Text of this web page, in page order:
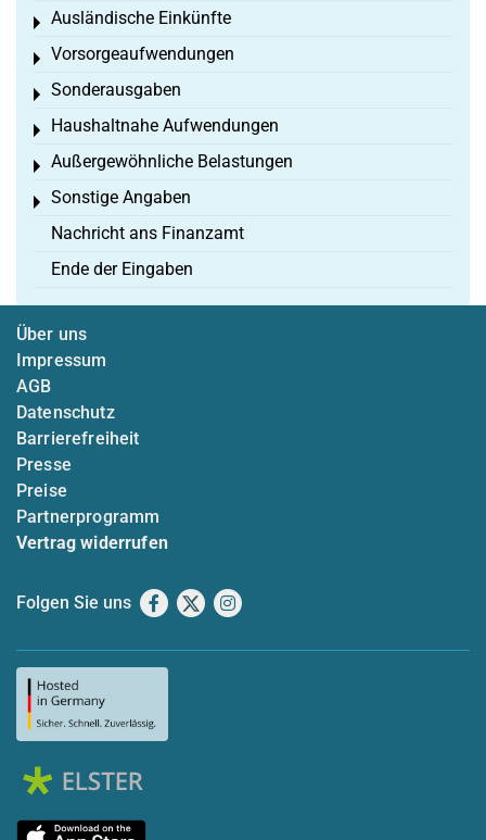
Ausländische Einkünfte
Toggle menu
Vorsorgeaufwendungen
Toggle menu
Sonderausgaben
Toggle menu
Haushaltnahe Aufwendungen
Toggle menu
Außergewöhnliche Belastungen
Toggle menu
Sonstige Angaben
Toggle menu
Nachricht ans Finanzamt
Ende der Eingaben
Über uns
Impressum
AGB
Datenschutz
Barrierefreiheit
Presse
Preise
Partnerprogramm
Vertrag widerrufen
Folgen Sie uns Facebook
X Instagram